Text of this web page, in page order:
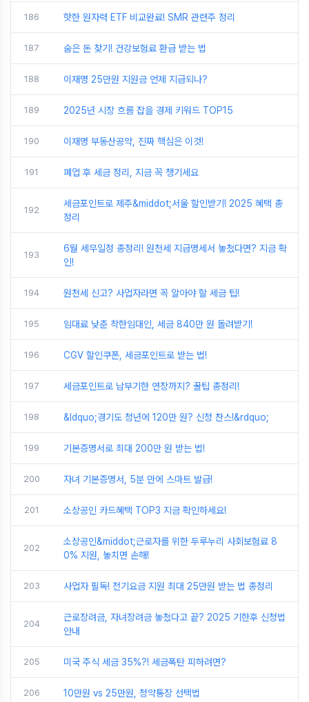
186 핫한 원자력 ETF 비교완료! SMR 관련주 정리
187 숨은 돈 찾기! 건강보험료 환급 받는 법
188 이재명 25만원 지원금 언제 지급되나?
189 2025년 시장 흐름 잡을 경제 키워드 TOP15
190 이재명 부동산공약, 진짜 핵심은 이것!
191 폐업 후 세금 정리, 지금 꼭 챙기세요
192
세금포인트로 제주&middot;서울 할인받기! 2025 혜택 총
정리
193
6월 세무일정 총정리! 원천세 지급명세서 놓쳤다면? 지금 확
인!
194 원천세 신고? 사업자라면 꼭 알아야 할 세금 팁!
195 임대료 낮춘 착한임대인, 세금 840만 원 돌려받기!
196 CGV 할인쿠폰, 세금포인트로 받는 법!
197 세금포인트로 납부기한 연장까지? 꿀팁 총정리!
198 &ldquo;경기도 청년에 120만 원? 신청 찬스!&rdquo;
199 기본증명서로 최대 200만 원 받는 법!
200 자녀 기본증명서, 5분 만에 스마트 발급!
201 소상공인 카드혜택 TOP3 지금 확인하세요!
202
소상공인&middot;근로자를 위한 두루누리 사회보험료 8
0% 지원, 놓치면 손해!
203 사업자 필독! 전기요금 지원 최대 25만원 받는 법 총정리
204
근로장려금, 자녀장려금 놓쳤다고 끝? 2025 기한후 신청법
안내
205 미국 주식 세금 35%?! 세금폭탄 피하려면?
206 10만원 vs 25만원, 청약통장 선택법